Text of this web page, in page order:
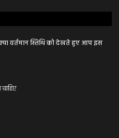
वर्तमान स्तिथि को देखते हुए आप इस